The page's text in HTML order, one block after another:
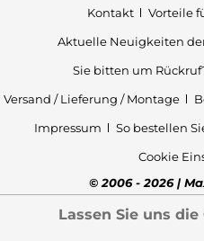
Kontakt
Vorteile
Aktuelle Neuigkeiten
Sie bitten um
Versand / Lieferung / Montage
Impressum
So bestellen
Cookie
© 2006 - 2026 |
Lassen Sie uns